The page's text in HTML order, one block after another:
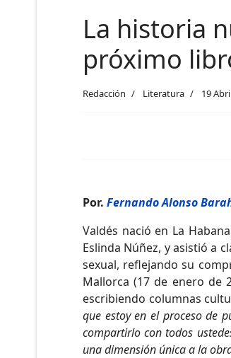
La historia
próximo
Redacción Literatura 19
Por. Fernando Alonso
Valdés nació en La
Eslinda Núñez, y asistió a
sexual, reflejando su
Mallorca (17 de enero de
escribiendo columnas
que estoy en el proceso de
compartirlo con todos
una dimensión única a la